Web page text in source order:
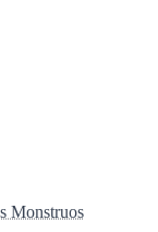
Monstruos